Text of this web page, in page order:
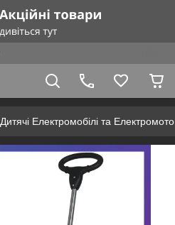
Дитячі Електромобілі та